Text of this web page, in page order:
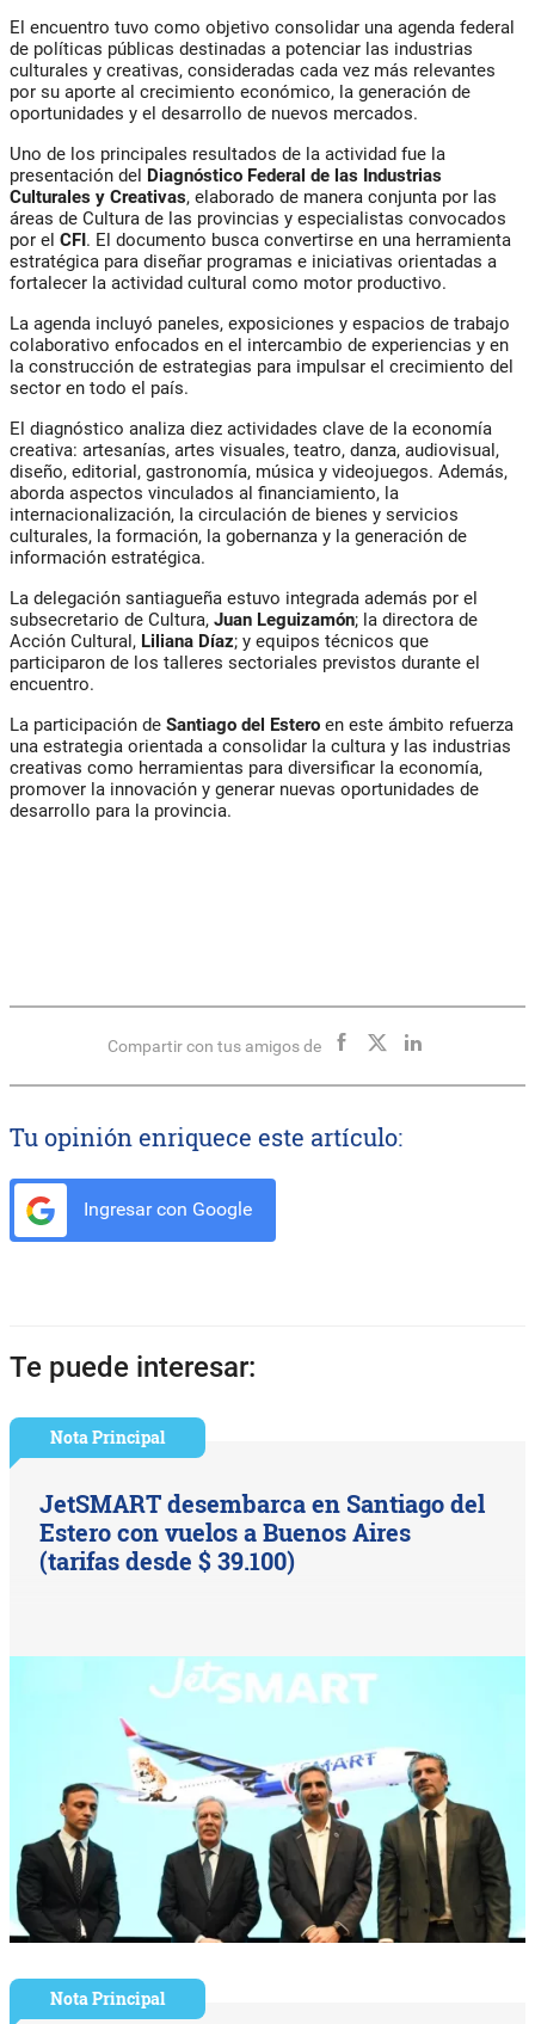
El encuentro tuvo como objetivo consolidar una agenda federal
de políticas públicas destinadas a potenciar las industrias
culturales y creativas, consideradas cada vez más relevantes
por su aporte al crecimiento económico, la generación de
oportunidades y el desarrollo de nuevos mercados.
Uno de los principales resultados de la actividad fue la
presentación del Diagnóstico Federal de las Industrias
Culturales y Creativas, elaborado de manera conjunta por las
áreas de Cultura de las provincias y especialistas convocados
por el CFI. El documento busca convertirse en una herramienta
estratégica para diseñar programas e iniciativas orientadas a
fortalecer la actividad cultural como motor productivo.
La agenda incluyó paneles, exposiciones y espacios de trabajo
colaborativo enfocados en el intercambio de experiencias y en
la construcción de estrategias para impulsar el crecimiento del
sector en todo el país.
El diagnóstico analiza diez actividades clave de la economía
creativa: artesanías, artes visuales, teatro, danza, audiovisual,
diseño, editorial, gastronomía, música y videojuegos. Además,
aborda aspectos vinculados al financiamiento, la
internacionalización, la circulación de bienes y servicios
culturales, la formación, la gobernanza y la generación de
información estratégica.
La delegación santiagueña estuvo integrada además por el
subsecretario de Cultura, Juan Leguizamón; la directora de
Acción Cultural, Liliana Díaz; y equipos técnicos que
participaron de los talleres sectoriales previstos durante el
encuentro.
La participación de Santiago del Estero en este ámbito refuerza
una estrategia orientada a consolidar la cultura y las industrias
creativas como herramientas para diversificar la economía,
promover la innovación y generar nuevas oportunidades de
desarrollo para la provincia.
Compartir con tus amigos de
Tu opinión enriquece este artículo:
Ingresar con Google
Te puede interesar:
Nota Principal
JetSMART desembarca en Santiago del
Estero con vuelos a Buenos Aires
(tarifas desde $ 39.100)
Nota Principal